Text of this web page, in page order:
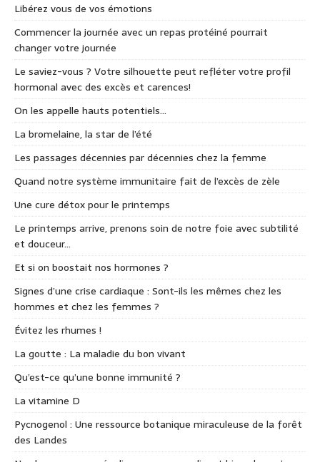
Libérez vous de vos émotions
Commencer la journée avec un repas protéiné pourrait
changer votre journée
Le saviez-vous ? Votre silhouette peut refléter votre profil
hormonal avec des excès et carences!
On les appelle hauts potentiels…
La bromelaine, la star de l’été
Les passages décennies par décennies chez la femme
Quand notre système immunitaire fait de l’excès de zèle
Une cure détox pour le printemps
Le printemps arrive, prenons soin de notre foie avec subtilité
et douceur…
Et si on boostait nos hormones ?
Signes d’une crise cardiaque : Sont-ils les mêmes chez les
hommes et chez les femmes ?
Évitez les rhumes !
La goutte : La maladie du bon vivant
Qu’est-ce qu’une bonne immunité ?
La vitamine D
Pycnogenol : Une ressource botanique miraculeuse de la forêt
des Landes